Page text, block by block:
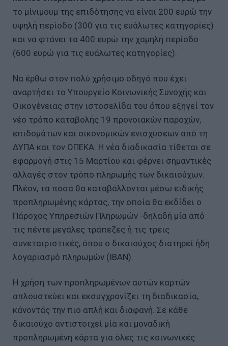
το μίνιμουμ της επιδότησης να είναι 200 ευρώ την
υψηλή περίοδο (300 για τις ευάλωτες κατηγορίες)
και να φτάνει τα 400 ευρώ την χαμηλή περίοδο
(600 ευρώ για τις ευάλωτες κατηγορίες).
Να έρθω στον πολύ χρήσιμο οδηγό που έχει
αναρτήσει το Υπουργείο Κοινωνικής Συνοχής και
Οικογένειας στην ιστοσελίδα του όπου εξηγεί τον
νέο τρόπο καταβολής 19 προνοιακών παροχών,
επιδομάτων και οικονομικών ενισχύσεων από τη
ΔΥΠΑ και τον ΟΠΕΚΑ. Η νέα διαδικασία τίθεται σε
εφαρμογή στις 15 Μαρτίου και φέρνει σημαντικές
αλλαγές στον τρόπο πληρωμής των δικαιούχων.
Πλέον, τα ποσά θα καταβάλλονται μέσω ειδικής
προπληρωμένης κάρτας, την οποία θα εκδίδει ο
Πάροχος Υπηρεσιών Πληρωμών -δηλαδή μία από
τις πέντε μεγάλες τράπεζες ή τις τρεις
συνεταιριστικές, όπου ο δικαιούχος διατηρεί ήδη
λογαριασμό πληρωμών (ΙΒΑΝ).
Η χρήση των προπληρωμένων αυτών καρτών
απλουστεύει και εκσυγχρονίζει τη διαδικασία,
κάνοντάς την πιο απλή και διαφανή. Σε κάθε
δικαιούχο αντιστοιχεί μία και μοναδική
προπληρωμένη κάρτα για όλες τις κοινωνικές